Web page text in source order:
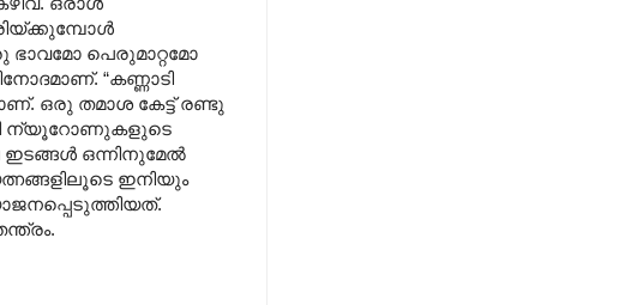
ഭാവമോ പെരുമാറ്റമോ
“കണ്ണാടി
ഒരു തമാശ കേട്ട് രണ്ടു
ന്യൂറോണുകളുടെ
ഇടങ്ങൾ ഒന്നിനുമേൽ
ഇനിയും